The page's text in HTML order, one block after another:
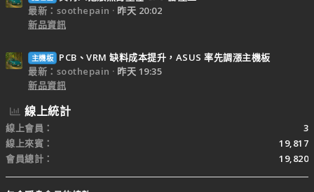
最新：soothepain
昨天 20:02
新品資訊
主機板
PCB、VRM 缺料成本提升，ASUS 率先調漲主機板
最新：soothepain
昨天 19:35
新品資訊
線上統計
線上會員
3
線上來賓
19,817
會員總計
19,820